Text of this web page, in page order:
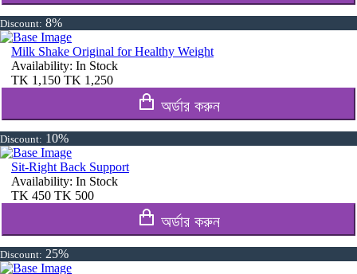
Discount: 8%
Milk Shake Original for Healthy Weight
Availability: In Stock
TK 1,150 TK 1,250
অর্ডার করুন
Discount: 10%
Sit-Right Back Support
Availability: In Stock
TK 450 TK 500
অর্ডার করুন
Discount: 25%